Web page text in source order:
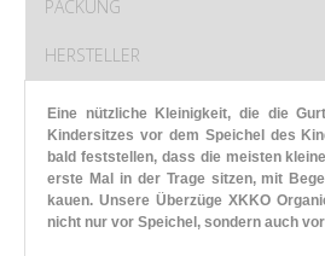
PACKUNG
HERSTELLER
Eine nützliche Kleinigkeit, die die
Kindersitzes vor dem Speichel des
bald feststellen, dass die meisten
erste Mal in der Trage sitzen, mit
kauen. Unsere Überzüge XKKO
nicht nur vor Speichel, sondern auch